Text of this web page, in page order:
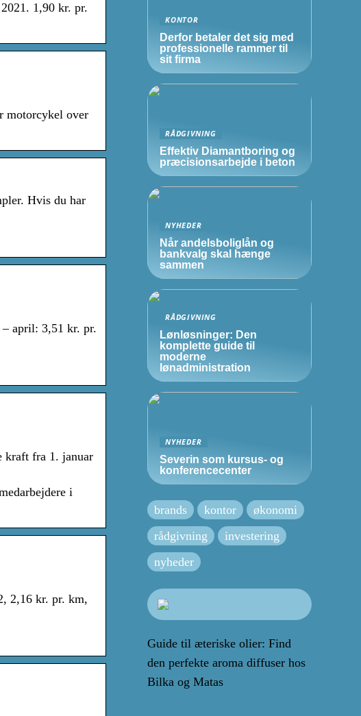
1,90 kr. pr.
motorcykel over
Hvis du har
april: 3,51 kr. pr.
kraft fra 1. januar
i
2,16 kr. pr. km,
KONTOR
Derfor betaler det sig med
professionelle rammer til
sit firma
RÅDGIVNING
Effektiv Diamantboring og
præcisionsarbejde i beton
NYHEDER
Når andelsboliglån og
bankvalg skal hænge
sammen
RÅDGIVNING
Lønløsninger: Den
komplette guide til
moderne
lønadministration
NYHEDER
Severin som kursus- og
konferencecenter
brands kontor
økonomi
rådgivning
investering
nyheder
Guide til æteriske olier: Find
den perfekte aroma diffuser hos
Bilka og Matas